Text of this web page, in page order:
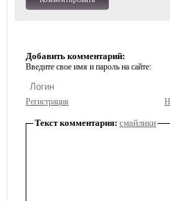
Добавить комментарий:
Введите свое имя и пароль на сайте:
Регистрация
Текст комментария: смайлики